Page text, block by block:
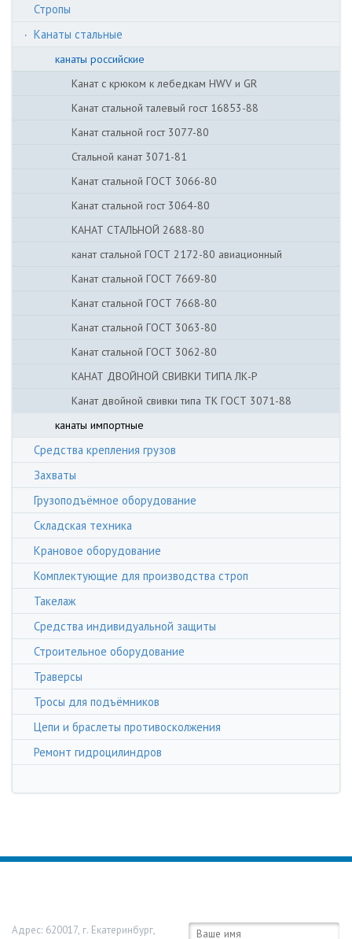
Стропы
Канаты стальные
канаты российские
Канат с крюком к лебедкам HWV и GR
Канат стальной талевый гост 16853-88
Канат стальной гост 3077-80
Стальной канат 3071-81
Канат стальной ГОСТ 3066-80
Канат стальной гост 3064-80
КАНАТ СТАЛЬНОЙ 2688-80
канат стальной ГОСТ 2172-80 авиационный
Канат стальной ГОСТ 7669-80
Канат стальной ГОСТ 7668-80
Канат стальной ГОСТ 3063-80
Канат стальной ГОСТ 3062-80
КАНАТ ДВОЙНОЙ СВИВКИ ТИПА ЛК-Р
Канат двойной свивки типа ТК ГОСТ 3071-88
канаты импортные
Средства крепления грузов
Захваты
Грузоподъёмное оборудование
Складская техника
Крановое оборудование
Комплектующие для производства строп
Такелаж
Средства индивидуальной защиты
Строительное оборудование
Траверсы
Тросы для подъёмников
Цепи и браслеты противосколжения
Ремонт гидроцилиндров
Адрес: 620017, г. Екатеринбург,